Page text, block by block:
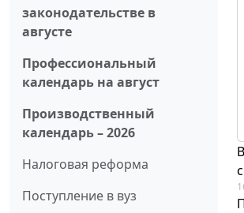
законодательстве в
августе
Профессиональный
календарь на август
Производственный
календарь – 2026
Налоговая реформа
Поступление в вуз